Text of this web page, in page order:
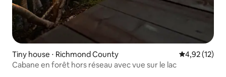
Tiny house ⋅ Richmond County Évaluation
4,92 (12)
Cabane en forêt hors réseau avec vue sur le lac